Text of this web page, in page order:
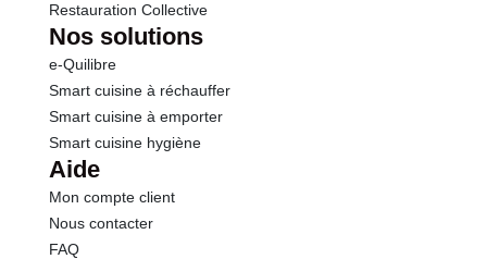
Restauration Collective
Nos solutions
e-Quilibre
Smart cuisine à réchauffer
Smart cuisine à emporter
Smart cuisine hygiène
Aide
Mon compte client
Nous contacter
FAQ